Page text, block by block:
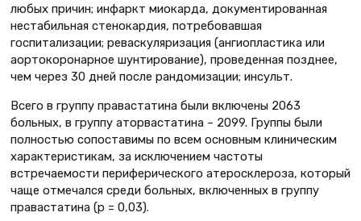
любых причин; инфаркт миокарда, документированная
нестабильная стенокардия, потребовавшая
госпитализации; реваскуляризация (ангиопластика или
аортокоронарное шунтирование), проведенная позднее,
чем через 30 дней после рандомизации; инсульт.
Всего в группу правастатина были включены 2063
больных, в группу аторвастатина – 2099. Группы были
полностью сопоставимы по всем основным клиническим
характеристикам, за исключением частоты
встречаемости периферического атеросклероза, который
чаще отмечался среди больных, включенных в группу
правастатина (р = 0,03).